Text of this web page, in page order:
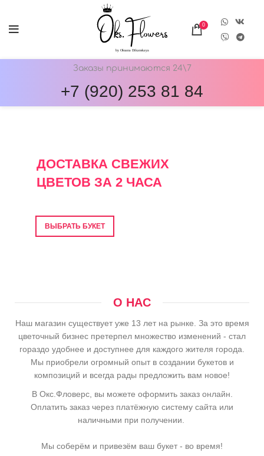
0
Заказы принимаются 24\7
+7 (920) 253 81 84
ДОСТАВКА СВЕЖИХ
ЦВЕТОВ ЗА 2 ЧАСА
ВЫБРАТЬ БУКЕТ
О НАС
Наш магазин существует уже 13 лет на рынке. За это время
цветочный бизнес претерпел множество изменений - стал
гораздо удобнее и доступнее для каждого жителя города.
Мы приобрели огромный опыт в создании букетов и
композиций и всегда рады предложить вам новое!
В Окс.Фловерс, вы можете оформить заказ онлайн.
Оплатить заказ через платёжную систему сайта или
наличными при получении.
Мы соберём и привезём ваш букет - во время!